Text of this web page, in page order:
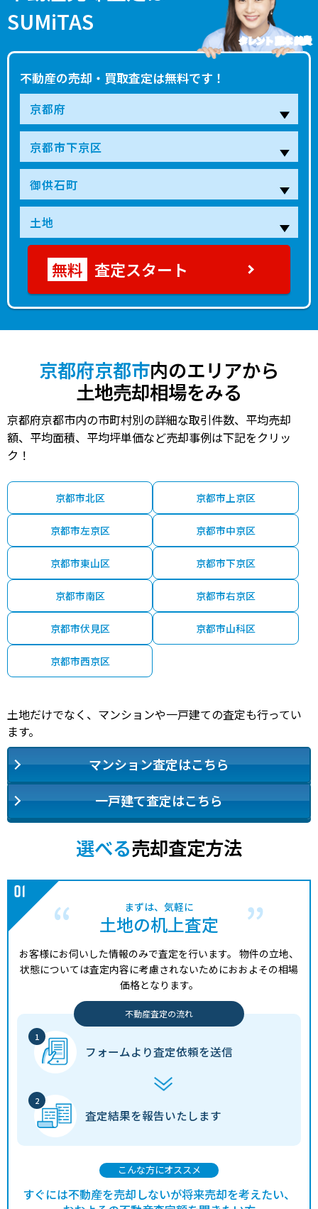
SUMiTAS
不動産の売却・買取査定は無料です！
タレント 藤本 美貴
査定スタート
京都府京都市内のエリアから
土地売却相場をみる
京都府京都市内の市町村別の詳細な取引件数、平均売却
額、平均面積、平均坪単価など売却事例は下記をクリッ
ク！
京都市北区 京都市上京区
京都市左京区 京都市中京区
京都市東山区 京都市下京区
京都市南区 京都市右京区
京都市伏見区 京都市山科区
京都市西京区
土地だけでなく、マンションや一戸建ての査定も行ってい
ます。
マンション査定はこちら
一戸建て査定はこちら
選べる売却査定方法
まずは、気軽に
土地の机上査定
お客様にお伺いした情報のみで査定を行います。 物件の立地、
状態については査定内容に考慮されないためにおおよその相場
価格となります。
不動産査定の流れ
フォームより査定依頼を送信
査定結果を報告いたします
こんな方にオススメ
すぐには不動産を売却しないが将来売却を考えたい、